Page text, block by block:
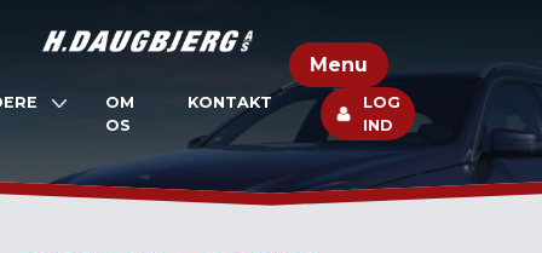
Menu
OM
OS
KONTAKT
LOG
IND